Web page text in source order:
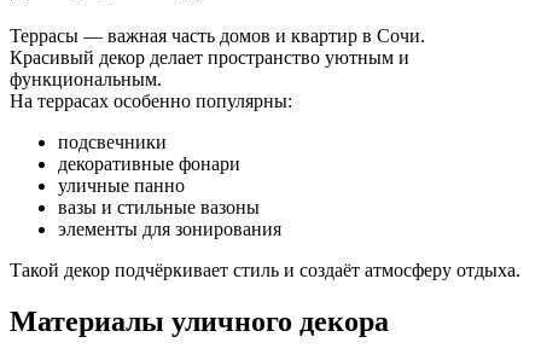
Террасы — важная часть домов и квартир в Сочи.
Красивый декор делает пространство уютным и
функциональным.
На террасах особенно популярны:
подсвечники
декоративные фонари
уличные панно
вазы и стильные вазоны
элементы для зонирования
Такой декор подчёркивает стиль и создаёт атмосферу отдыха.
Материалы уличного декора